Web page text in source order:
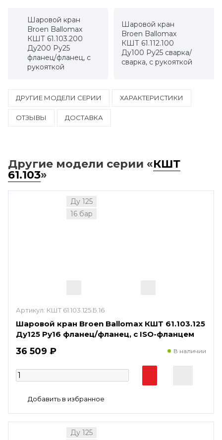
Шаровой кран
Broen Ballomax
КШТ 61.103.200
Ду200 Ру25
фланец/фланец, с
рукояткой
Шаровой кран
Broen Ballomax
КШТ 61.112.100
Ду100 Ру25 сварка/
сварка, с рукояткой
ДРУГИЕ МОДЕЛИ СЕРИИ ХАРАКТЕРИСТИКИ
ОТЗЫВЫ ДОСТАВКА
Другие модели серии «КШТ
61.103»
Ду 125
16 бар
Артикул: КШТ 61.103.125.Б.16
Шаровой кран Broen Ballomax КШТ 61.103.125
Ду125 Ру16 фланец/фланец, с ISO-фланцем
36 509 ₽ В наличии
Ду 125